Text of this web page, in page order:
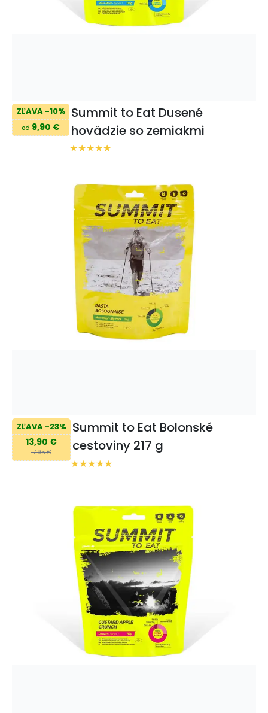
ZĽAVA -10%
od 9,90 €
Summit to Eat Dusené
hovädzie so zemiakmi
ZĽAVA -23%
13,90 €
17,95 €
Summit to Eat Bolonské
cestoviny 217 g